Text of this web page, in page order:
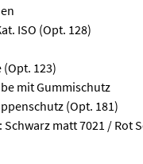
ISO (Opt. 128)
123)
mit Gummischutz
(Opt. 181)
matt 7021 / Rot